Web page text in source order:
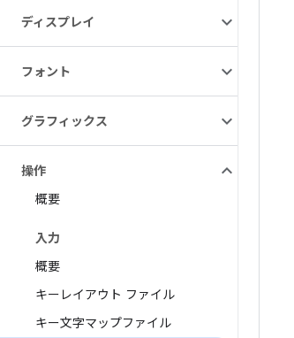
ディスプレイ
フォント
グラフィックス
操作
概要
入力
概要
キーレイアウト ファイル
キー文字マップファイル